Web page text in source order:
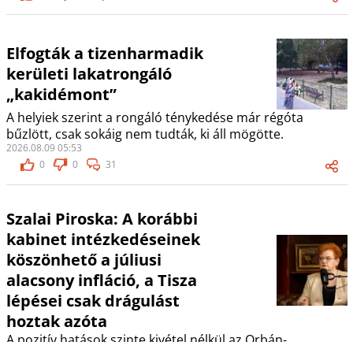
Elfogták a tizenharmadik
kerületi lakatrongáló
„kakidémont”
A helyiek szerint a rongáló ténykedése már régóta
bűzlött, csak sokáig nem tudták, ki áll mögötte.
2026.08.09 05:53
0
0 31
Szalai Piroska: A korábbi
kabinet intézkedéseinek
köszönhető a júliusi
alacsony infláció, a Tisza
lépései csak drágulást
hoztak azóta